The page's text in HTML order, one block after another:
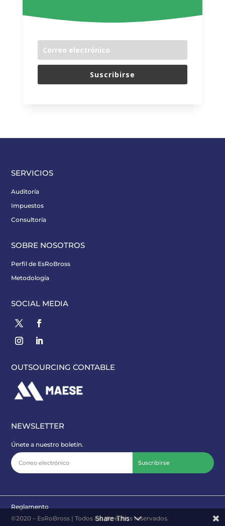
Suscribirse
SERVICIOS
Auditoría
Impuestos
Consultoría
SOBRE NOSOTROS
Perfil de EsRoBross
Metodología
SOCIAL MEDIA
OUTSOURCING CONTABLE
NEWSLETTER
Únete a nuestro boletín.
Suscribirse
Reglamento
©2020 – EsRoBross | Todos los derechos reservados.
Share This